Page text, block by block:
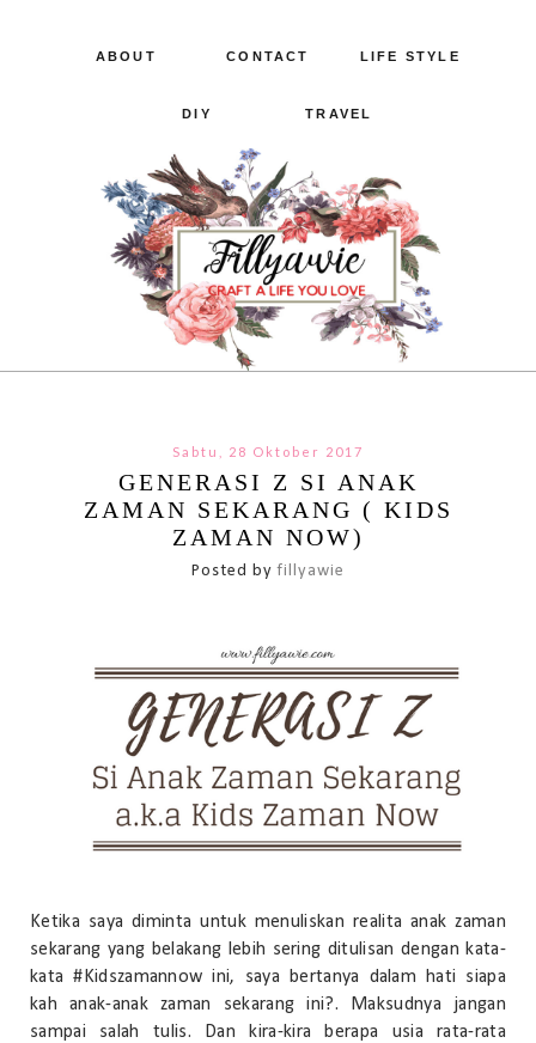
ABOUT CONTACT LIFE STYLE
DIY TRAVEL
Sabtu, 28 Oktober 2017
GENERASI Z SI ANAK
ZAMAN SEKARANG ( KIDS
ZAMAN NOW)
Posted byfillyawie
Ketika saya diminta untuk menuliskan realita anak zaman
sekarang yang belakang lebih sering ditulisan dengan kata-
kata #Kidszamannow ini, saya bertanya dalam hati siapa
kah anak-anak zaman sekarang ini?. Maksudnya jangan
sampai salah tulis. Dan kira-kira berapa usia rata-rata